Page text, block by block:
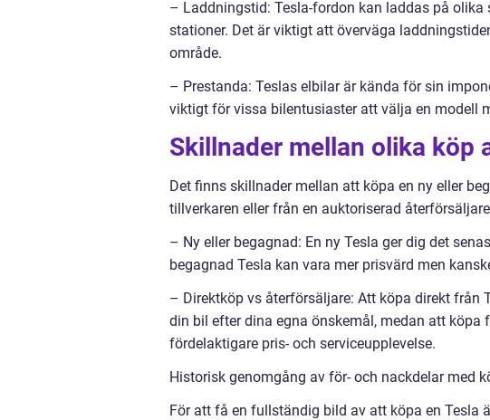
– Laddningstid: Tesla-fordon kan laddas på olika
stationer. Det är viktigt att överväga
område.
– Prestanda: Teslas elbilar är kända för sin
viktigt för vissa bilentusiaster att välja en modell
Skillnader mellan olika köp
Det finns skillnader mellan att köpa en ny eller
tillverkaren eller från en auktoriserad
– Ny eller begagnad: En ny Tesla ger dig det
begagnad Tesla kan vara mer prisvärd men
– Direktköp vs återförsäljare: Att köpa direkt från
din bil efter dina egna önskemål, medan att köpa
fördelaktigare pris- och serviceupplevelse.
Historisk genomgång av för- och nackdelar med
För att få en fullständig bild av att köpa en Tesla